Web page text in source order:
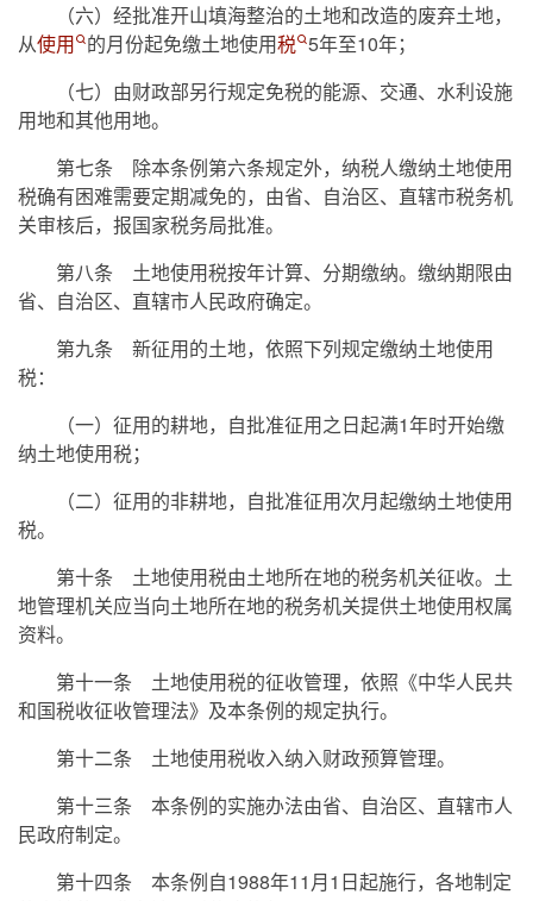
（六）经批准开山填海整治的土地和改造的废弃土地，
从使用 的月份起免缴土地使用税 5年至10年；
（七）由财政部另行规定免税的能源、交通、水利设施
用地和其他用地。
第七条 除本条例第六条规定外，纳税人缴纳土地使用
税确有困难需要定期减免的，由省、自治区、直辖市税务机
关审核后，报国家税务局批准。
第八条 土地使用税按年计算、分期缴纳。缴纳期限由
省、自治区、直辖市人民政府确定。
第九条 新征用的土地，依照下列规定缴纳土地使用
税：
（一）征用的耕地，自批准征用之日起满1年时开始缴
纳土地使用税；
（二）征用的非耕地，自批准征用次月起缴纳土地使用
税。
第十条 土地使用税由土地所在地的税务机关征收。土
地管理机关应当向土地所在地的税务机关提供土地使用权属
资料。
第十一条 土地使用税的征收管理，依照《中华人民共
和国税收征收管理法》及本条例的规定执行。
第十二条 土地使用税收入纳入财政预算管理。
第十三条 本条例的实施办法由省、自治区、直辖市人
民政府制定。
第十四条 本条例自1988年11月1日起施行，各地制定